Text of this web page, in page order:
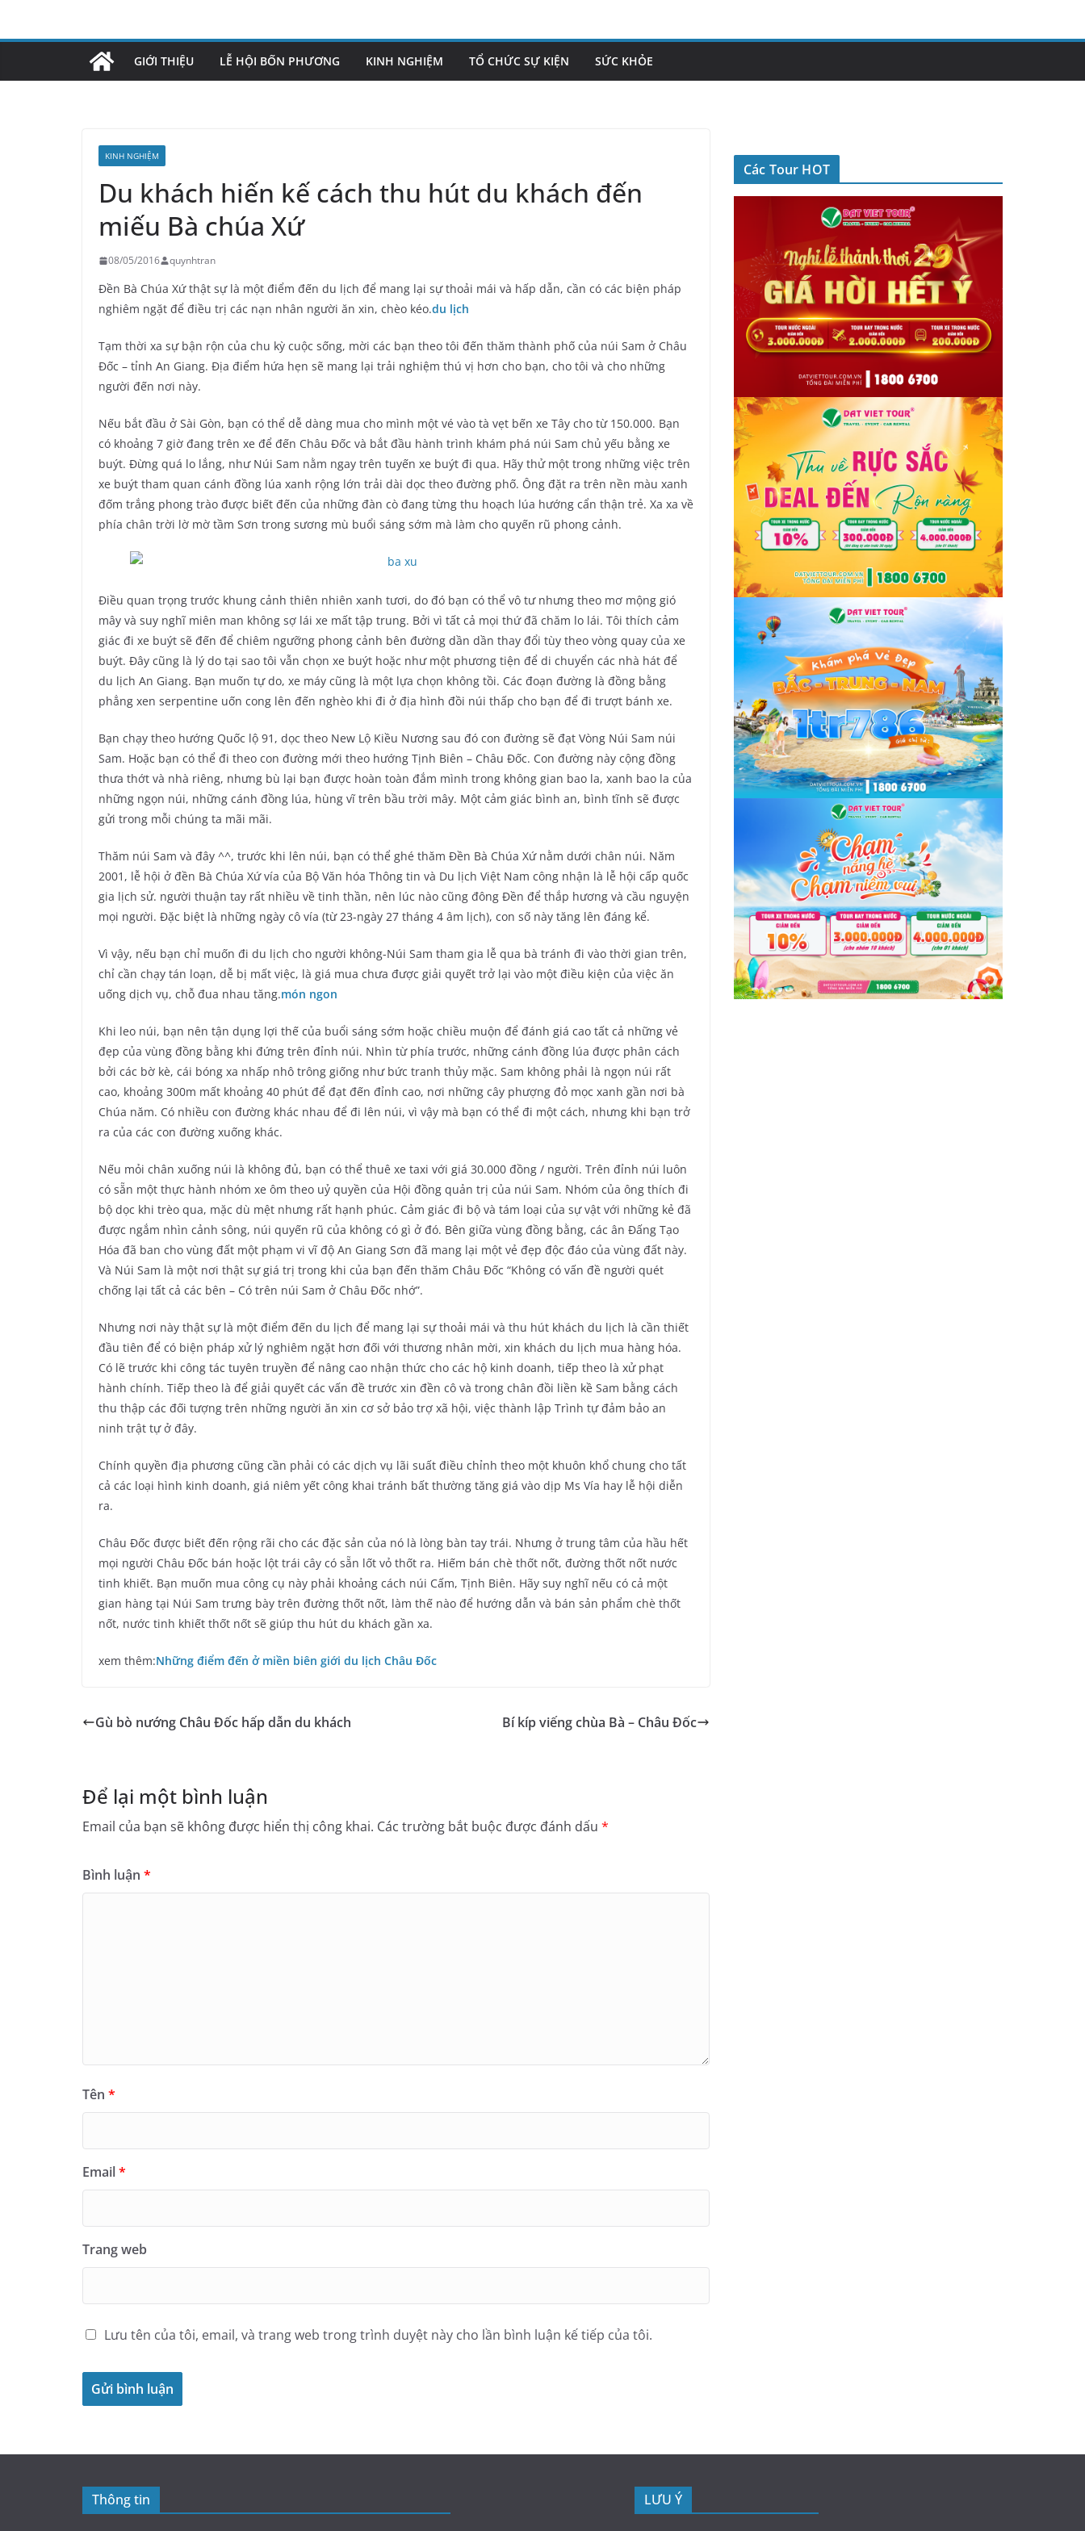
GIỚI THIỆU LỄ HỘI BỐN PHƯƠNG KINH NGHIỆM TỔ CHỨC SỰ KIỆN SỨC KHỎE
KINH NGHIỆM
Du khách hiến kế cách thu hút du khách đến
miếu Bà chúa Xứ
08/05/2016 quynhtran
Đền Bà Chúa Xứ thật sự là một điểm đến du lịch để mang lại sự thoải mái và hấp dẫn, cần có các biện pháp
nghiêm ngặt để điều trị các nạn nhân người ăn xin, chèo kéo.du lịch
Tạm thời xa sự bận rộn của chu kỳ cuộc sống, mời các bạn theo tôi đến thăm thành phố của núi Sam ở Châu
Đốc – tỉnh An Giang. Địa điểm hứa hẹn sẽ mang lại trải nghiệm thú vị hơn cho bạn, cho tôi và cho những
người đến nơi này.
Nếu bắt đầu ở Sài Gòn, bạn có thể dễ dàng mua cho mình một vé vào tà vẹt bến xe Tây cho từ 150.000. Bạn
có khoảng 7 giờ đang trên xe để đến Châu Đốc và bắt đầu hành trình khám phá núi Sam chủ yếu bằng xe
buýt. Đừng quá lo lắng, như Núi Sam nằm ngay trên tuyến xe buýt đi qua. Hãy thử một trong những việc trên
xe buýt tham quan cánh đồng lúa xanh rộng lớn trải dài dọc theo đường phố. Ông đặt ra trên nền màu xanh
đốm trắng phong trào được biết đến của những đàn cò đang từng thu hoạch lúa hướng cẩn thận trẻ. Xa xa về
phía chân trời lờ mờ tầm Sơn trong sương mù buổi sáng sớm mà làm cho quyến rũ phong cảnh.
Điều quan trọng trước khung cảnh thiên nhiên xanh tươi, do đó bạn có thể vô tư nhưng theo mơ mộng gió
mây và suy nghĩ miên man không sợ lái xe mất tập trung. Bởi vì tất cả mọi thứ đã chăm lo lái. Tôi thích cảm
giác đi xe buýt sẽ đến để chiêm ngưỡng phong cảnh bên đường dần dần thay đổi tùy theo vòng quay của xe
buýt. Đây cũng là lý do tại sao tôi vẫn chọn xe buýt hoặc như một phương tiện để di chuyển các nhà hát để
du lịch An Giang. Bạn muốn tự do, xe máy cũng là một lựa chọn không tồi. Các đoạn đường là đồng bằng
phẳng xen serpentine uốn cong lên đến nghèo khi đi ở địa hình đồi núi thấp cho bạn để đi trượt bánh xe.
Bạn chạy theo hướng Quốc lộ 91, dọc theo New Lộ Kiều Nương sau đó con đường sẽ đạt Vòng Núi Sam núi
Sam. Hoặc bạn có thể đi theo con đường mới theo hướng Tịnh Biên – Châu Đốc. Con đường này cộng đồng
thưa thớt và nhà riêng, nhưng bù lại bạn được hoàn toàn đắm mình trong không gian bao la, xanh bao la của
những ngọn núi, những cánh đồng lúa, hùng vĩ trên bầu trời mây. Một cảm giác bình an, bình tĩnh sẽ được
gửi trong mỗi chúng ta mãi mãi.
Thăm núi Sam và đây ^^, trước khi lên núi, bạn có thể ghé thăm Đền Bà Chúa Xứ nằm dưới chân núi. Năm
2001, lễ hội ở đền Bà Chúa Xứ vía của Bộ Văn hóa Thông tin và Du lịch Việt Nam công nhận là lễ hội cấp quốc
gia lịch sử. người thuận tay rất nhiều về tinh thần, nên lúc nào cũng đông Đền để thắp hương và cầu nguyện
mọi người. Đặc biệt là những ngày cô vía (từ 23-ngày 27 tháng 4 âm lịch), con số này tăng lên đáng kể.
Vì vậy, nếu bạn chỉ muốn đi du lịch cho người không-Núi Sam tham gia lễ qua bà tránh đi vào thời gian trên,
chỉ cần chạy tán loạn, dễ bị mất việc, là giá mua chưa được giải quyết trở lại vào một điều kiện của việc ăn
uống dịch vụ, chỗ đua nhau tăng.món ngon
Khi leo núi, bạn nên tận dụng lợi thế của buổi sáng sớm hoặc chiều muộn để đánh giá cao tất cả những vẻ
đẹp của vùng đồng bằng khi đứng trên đỉnh núi. Nhìn từ phía trước, những cánh đồng lúa được phân cách
bởi các bờ kè, cái bóng xa nhấp nhô trông giống như bức tranh thủy mặc. Sam không phải là ngọn núi rất
cao, khoảng 300m mất khoảng 40 phút để đạt đến đỉnh cao, nơi những cây phượng đỏ mọc xanh gần nơi bà
Chúa năm. Có nhiều con đường khác nhau để đi lên núi, vì vậy mà bạn có thể đi một cách, nhưng khi bạn trở
ra của các con đường xuống khác.
Nếu mỏi chân xuống núi là không đủ, bạn có thể thuê xe taxi với giá 30.000 đồng / người. Trên đỉnh núi luôn
có sẵn một thực hành nhóm xe ôm theo uỷ quyền của Hội đồng quản trị của núi Sam. Nhóm của ông thích đi
bộ dọc khi trèo qua, mặc dù mệt nhưng rất hạnh phúc. Cảm giác đi bộ và tám loại của sự vật với những kẻ đã
được ngắm nhìn cảnh sông, núi quyến rũ của không có gì ở đó. Bên giữa vùng đồng bằng, các ân Đấng Tạo
Hóa đã ban cho vùng đất một phạm vi vĩ độ An Giang Sơn đã mang lại một vẻ đẹp độc đáo của vùng đất này.
Và Núi Sam là một nơi thật sự giá trị trong khi của bạn đến thăm Châu Đốc “Không có vấn đề người quét
chống lại tất cả các bên – Có trên núi Sam ở Châu Đốc nhớ”.
Nhưng nơi này thật sự là một điểm đến du lịch để mang lại sự thoải mái và thu hút khách du lịch là cần thiết
đầu tiên để có biện pháp xử lý nghiêm ngặt hơn đối với thương nhân mời, xin khách du lịch mua hàng hóa.
Có lẽ trước khi công tác tuyên truyền để nâng cao nhận thức cho các hộ kinh doanh, tiếp theo là xử phạt
hành chính. Tiếp theo là để giải quyết các vấn đề trước xin đền cô và trong chân đồi liền kề Sam bằng cách
thu thập các đối tượng trên những người ăn xin cơ sở bảo trợ xã hội, việc thành lập Trình tự đảm bảo an
ninh trật tự ở đây.
Chính quyền địa phương cũng cần phải có các dịch vụ lãi suất điều chỉnh theo một khuôn khổ chung cho tất
cả các loại hình kinh doanh, giá niêm yết công khai tránh bất thường tăng giá vào dịp Ms Vía hay lễ hội diễn
ra.
Châu Đốc được biết đến rộng rãi cho các đặc sản của nó là lòng bàn tay trái. Nhưng ở trung tâm của hầu hết
mọi người Châu Đốc bán hoặc lột trái cây có sẵn lốt vỏ thốt ra. Hiếm bán chè thốt nốt, đường thốt nốt nước
tinh khiết. Bạn muốn mua công cụ này phải khoảng cách núi Cấm, Tịnh Biên. Hãy suy nghĩ nếu có cả một
gian hàng tại Núi Sam trưng bày trên đường thốt nốt, làm thế nào để hướng dẫn và bán sản phẩm chè thốt
nốt, nước tinh khiết thốt nốt sẽ giúp thu hút du khách gần xa.
xem thêm:Những điểm đến ở miền biên giới du lịch Châu Đốc
Gù bò nướng Châu Đốc hấp dẫn du khách Bí kíp viếng chùa Bà – Châu Đốc
Để lại một bình luận
Email của bạn sẽ không được hiển thị công khai. Các trường bắt buộc được đánh dấu *
Bình luận *
Tên *
Email*
Trang web
Lưu tên của tôi, email, và trang web trong trình duyệt này cho lần bình luận kế tiếp của tôi.
Các Tour HOT
Thông tin LƯU Ý